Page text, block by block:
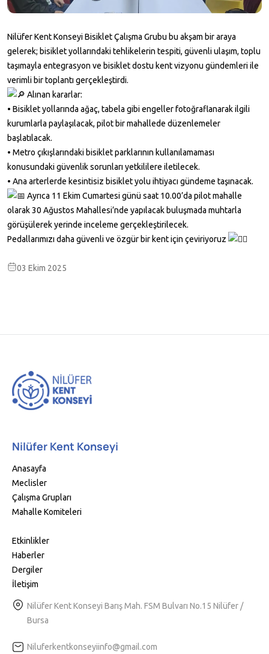
Nilüfer Kent Konseyi Bisiklet Çalışma Grubu bu akşam bir araya
gelerek; bisiklet yollarındaki tehlikelerin tespiti, güvenli ulaşım, toplu
taşımayla entegrasyon ve bisiklet dostu kent vizyonu gündemleri ile
verimli bir toplantı gerçekleştirdi.
Alınan kararlar:
• Bisiklet yollarında ağaç, tabela gibi engeller fotoğraflanarak ilgili
kurumlarla paylaşılacak, pilot bir mahallede düzenlemeler
başlatılacak.
• Metro çıkışlarındaki bisiklet parklarının kullanılamaması
konusundaki güvenlik sorunları yetkililere iletilecek.
• Ana arterlerde kesintisiz bisiklet yolu ihtiyacı gündeme taşınacak.
Ayrıca 11 Ekim Cumartesi günü saat 10.00’da pilot mahalle
olarak 30 Ağustos Mahallesi’nde yapılacak buluşmada muhtarla
görüşülerek yerinde inceleme gerçekleştirilecek.
Pedallarımızı daha güvenli ve özgür bir kent için çeviriyoruz
03 Ekim 2025
Nilüfer Kent Konseyi
Anasayfa
Meclisler
Çalışma Grupları
Mahalle Komiteleri
Etkinlikler
Haberler
Dergiler
İletişim
Nilüfer Kent Konseyi Barış Mah. FSM Bulvarı No.15 Nilüfer /
Bursa
Niluferkentkonseyiinfo@gmail.com